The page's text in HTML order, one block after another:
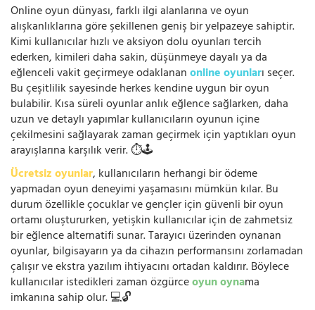
Online oyun dünyası, farklı ilgi alanlarına ve oyun
alışkanlıklarına göre şekillenen geniş bir yelpazeye sahiptir.
Kimi kullanıcılar hızlı ve aksiyon dolu oyunları tercih
ederken, kimileri daha sakin, düşünmeye dayalı ya da
eğlenceli vakit geçirmeye odaklananonline oyunları seçer.
Bu çeşitlilik sayesinde herkes kendine uygun bir oyun
bulabilir. Kısa süreli oyunlar anlık eğlence sağlarken, daha
uzun ve detaylı yapımlar kullanıcıların oyunun içine
çekilmesini sağlayarak zaman geçirmek için yaptıkları oyun
arayışlarına karşılık verir. ⏱️🕹️
Ücretsiz oyunlar, kullanıcıların herhangi bir ödeme
yapmadan oyun deneyimi yaşamasını mümkün kılar. Bu
durum özellikle çocuklar ve gençler için güvenli bir oyun
ortamı oluştururken, yetişkin kullanıcılar için de zahmetsiz
bir eğlence alternatifi sunar. Tarayıcı üzerinden oynanan
oyunlar, bilgisayarın ya da cihazın performansını zorlamadan
çalışır ve ekstra yazılım ihtiyacını ortadan kaldırır. Böylece
kullanıcılar istedikleri zaman özgürceoyun oynama
imkanına sahip olur. 💻🔓